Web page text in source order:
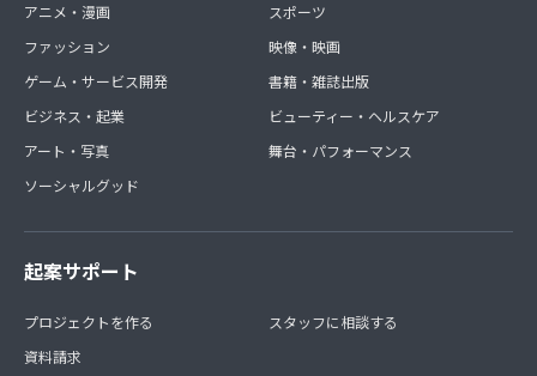
アニメ・漫画
ファッション
ゲーム・サービス開発
ビジネス・起業
アート・写真
ソーシャルグッド
スポーツ
映像・映画
書籍・雑誌出版
ビューティー・ヘルスケア
舞台・パフォーマンス
起案サポート
プロジェクトを作る
資料請求
スタッフに相談する